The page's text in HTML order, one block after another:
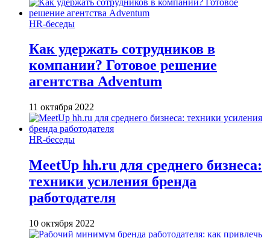
HR-беседы
Как удержать сотрудников в
компании? Готовое решение
агентства Adventum
11 октября 2022
HR-беседы
MeetUp hh.ru для среднего бизнеса:
техники усиления бренда
работодателя
10 октября 2022